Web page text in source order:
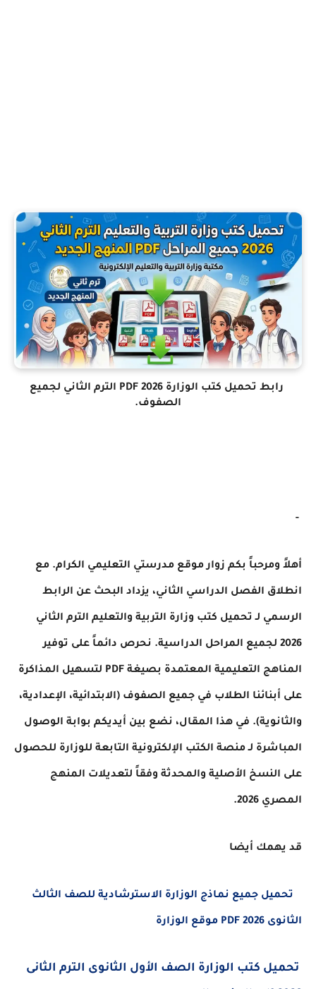
رابط تحميل كتب الوزارة 2026 PDF الترم الثاني لجميع
الصفوف.
-
أهلاً ومرحباً بكم زوار موقع مدرستي التعليمي الكرام. مع
انطلاق الفصل الدراسي الثاني، يزداد البحث عن الرابط
الرسمي لـ تحميل كتب وزارة التربية والتعليم الترم الثاني
2026 لجميع المراحل الدراسية. نحرص دائماً على توفير
المناهج التعليمية المعتمدة بصيغة PDF لتسهيل المذاكرة
على أبنائنا الطلاب في جميع الصفوف (الابتدائية، الإعدادية،
والثانوية). في هذا المقال، نضع بين أيديكم بوابة الوصول
المباشرة لـ منصة الكتب الإلكترونية التابعة للوزارة للحصول
على النسخ الأصلية والمحدثة وفقاً لتعديلات المنهج
المصري 2026.
قد يهمك أيضا
تحميل جميع نماذج الوزارة الاسترشادية للصف الثالث
الثانوى 2026 PDF موقع الوزارة
تحميل كتب الوزارة الصف الأول الثانوى الترم الثانى